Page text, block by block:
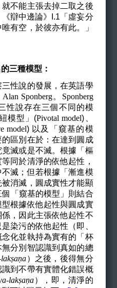
不能主張去掉二取之後
辯中邊論》I.1「虛妄分
有空，於彼亦有此。」
三種模型：
性說的發展，在英語學
Alan Sponberg。Sponberg
性說存在三個不同的模
模型」(Pivotal model)、
model) 以及「窺基的模
區別在於：在達到圓成
滅或是不滅。根據「樞
同於清淨的依他起性，
滅；但若根據「漸進模
消滅，圓成實性才能顯
「窺基的模型」則結合
根據依他起性與圓成實
，因此主張依他起性不
染污的依他起性（即、
化並執持為實有的「杯
分別智認識到真如的總
ṣaṇa）之後，後得無分
到不帶有實體化錯誤概
lakṣaṇa），即，清淨的